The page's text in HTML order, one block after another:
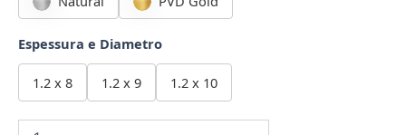
Espessura e Diametro
1.2 x 8 1.2 x 9 1.2 x 10